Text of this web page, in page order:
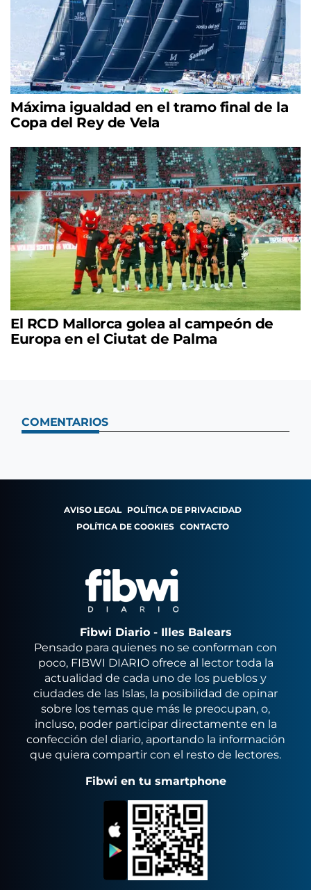
Máxima igualdad en el tramo final de la
Copa del Rey de Vela
El RCD Mallorca golea al campeón de
Europa en el Ciutat de Palma
COMENTARIOS
AVISO LEGAL POLÍTICA DE PRIVACIDAD
POLÍTICA DE COOKIES CONTACTO
Fibwi Diario - Illes Balears
Pensado para quienes no se conforman con
poco, FIBWI DIARIO ofrece al lector toda la
actualidad de cada uno de los pueblos y
ciudades de las Islas, la posibilidad de opinar
sobre los temas que más le preocupan, o,
incluso, poder participar directamente en la
confección del diario, aportando la información
que quiera compartir con el resto de lectores.
Fibwi en tu smartphone